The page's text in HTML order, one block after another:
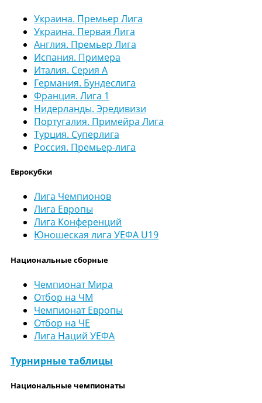
Украина. Премьер Лига
Украина. Первая Лига
Англия. Премьер Лига
Испания. Примера
Италия. Серия А
Германия. Бундеслига
Франция. Лига 1
Нидерланды. Эредивизи
Португалия. Примейра Лига
Турция. Суперлига
Россия. Премьер-лига
Еврокубки
Лига Чемпионов
Лига Европы
Лига Конференций
Юношеская лига УЕФА U19
Национальные сборные
Чемпионат Мира
Отбор на ЧМ
Чемпионат Европы
Отбор на ЧЕ
Лига Наций УЕФА
Турнирные таблицы
Национальные чемпионаты